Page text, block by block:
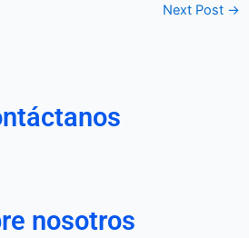
Next Post →
nosotros